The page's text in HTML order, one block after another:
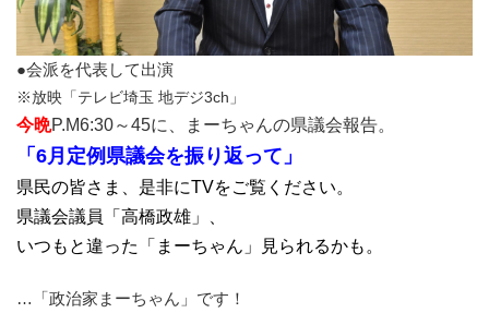
●会派を代表して出演
※放映「テレビ埼玉 地デジ3ch」
今晩P.M6:30～45に、まーちゃんの県議会報告。
「6月定例県議会を振り返って」
県民の皆さま、是非にTVをご覧ください。
県議会議員「高橋政雄」、
いつもと違った「まーちゃん」見られるかも。
…「政治家まーちゃん」です！